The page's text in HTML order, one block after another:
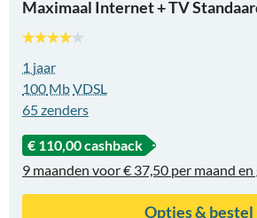
Maximaal Internet + TV
1 jaar
100 MbVDSL
65zenders
€ 110,00 cashback
9 maanden voor € 37,50 per maand
Opties & bestel